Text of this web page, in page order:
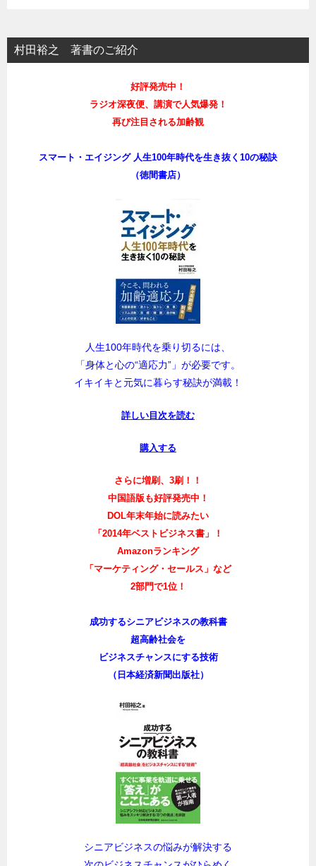
村田裕之 著書のご紹介
好評発売中！
ラジオ深夜便、講演で人気爆発！
再び注目される加齢観
スマート・エイジング 人生100年時代を生き抜く10の秘訣
（徳間書店）
人生100年時代を乗り切るには、
「身体と心の“適応力”」が必要です。
イキイキと元気に暮らす秘訣が満載！
詳しい目次を読む
購入する
さらに増刷、3刷！！
中国語版も好評発売中！
DOL年末年始に読みたい
「2014年ベストビジネス書」！
Amazonランキング
「マーケティング・セールス」など
2部門で1位！
成功するシニアビジネスの教科書
超高齢社会を
ビジネスチャンスにする技術
（日本経済新聞出版社）
シニアビジネスの悩みが解決する